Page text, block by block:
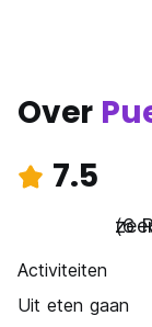
Over
7.5
(6
Activiteiten
Uit eten gaan